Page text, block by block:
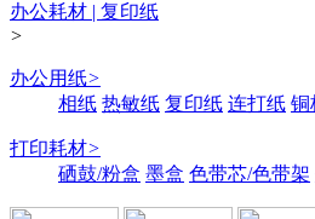
办公耗材 | 复印纸
>
办公用纸>
相纸 热敏纸 复印纸 连打纸 铜
打印耗材>
硒鼓/粉盒 墨盒 色带芯/色带架